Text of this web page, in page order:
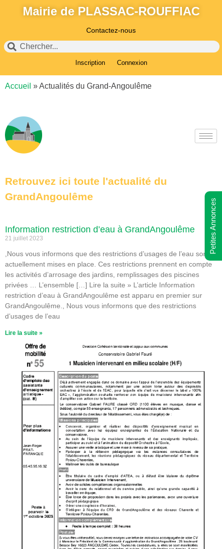
Mairie de PLASSAC-ROUFFIAC
Contactez-nous
Inscription Connexion
Accueil »Actualités du Grand-Angoulême
Retrouvez ici toute l'actualité du
GrandAngoulême
Information restriction d’eau à GrandAngoulême
21 juillet 2023
,Nous vous informons que des restrictions d’usages de l’eau sont
actuellement mises en place. Ces restrictions prennent en compte
les activités d’arrosage des jardins, remplissages des piscines
privées … L’ensemble […] Lire la suite » L’article Information
restriction d’eau à GrandAngoulême est apparu en premier sur
GrandAngoulême., Nous vous informons que des restrictions
d’usages de l’eau
Lire la suite »
Petites Annonces